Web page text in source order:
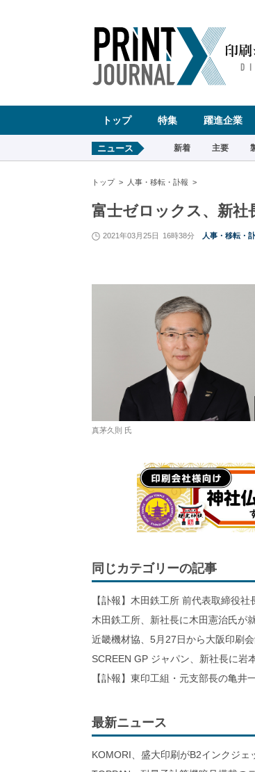
ア
ゲ
ン
トップ 特集 躍進企業
ニュース 新着 主要
トップ 人事・移転・訃報
富士ゼロックス、新社
2021年03月25日 16時38分 人事・移転・
真茅久則 氏
同じカテゴリーの記事
【訃報】木田鉄工所 前代表取締役社
木田鉄工所、新社長に木田憲治氏が
近畿機材協、5月27日から大阪印刷
SCREEN GP ジャパン、新社長に岩
【訃報】東印工組・元支部長の亀井
最新ニュース
KOMORI、盛大印刷がB2インクジ